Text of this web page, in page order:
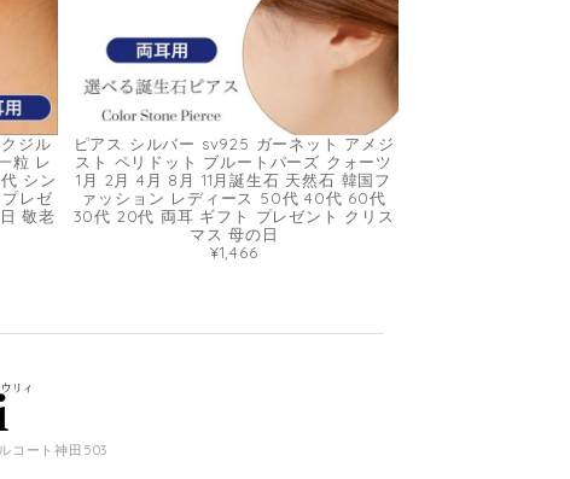
ジル
粒 レ
シン
レゼ
敬老
ピアス シルバー sv925 ガーネット アメジ
スト ペリドット ブルートパーズ クォーツ
1月 2月 4月 8月 11月誕生石 天然石 韓国フ
ァッション レディース 50代 40代 60代
30代 20代 両耳 ギフト プレゼント クリス
マス 母の日
¥1,466
コート神田503